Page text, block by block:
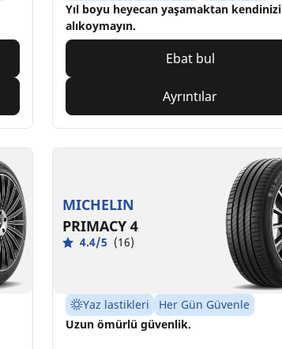
Yıl boyu heyecan yaşamaktan kendinizi
alıkoymayın.
Ebat bul
Ayrıntılar
MICHELIN
PRIMACY 4
4.4/5 (16)
Yaz lastikleri
Her Gün Güvenle
Uzun ömürlü güvenlik.